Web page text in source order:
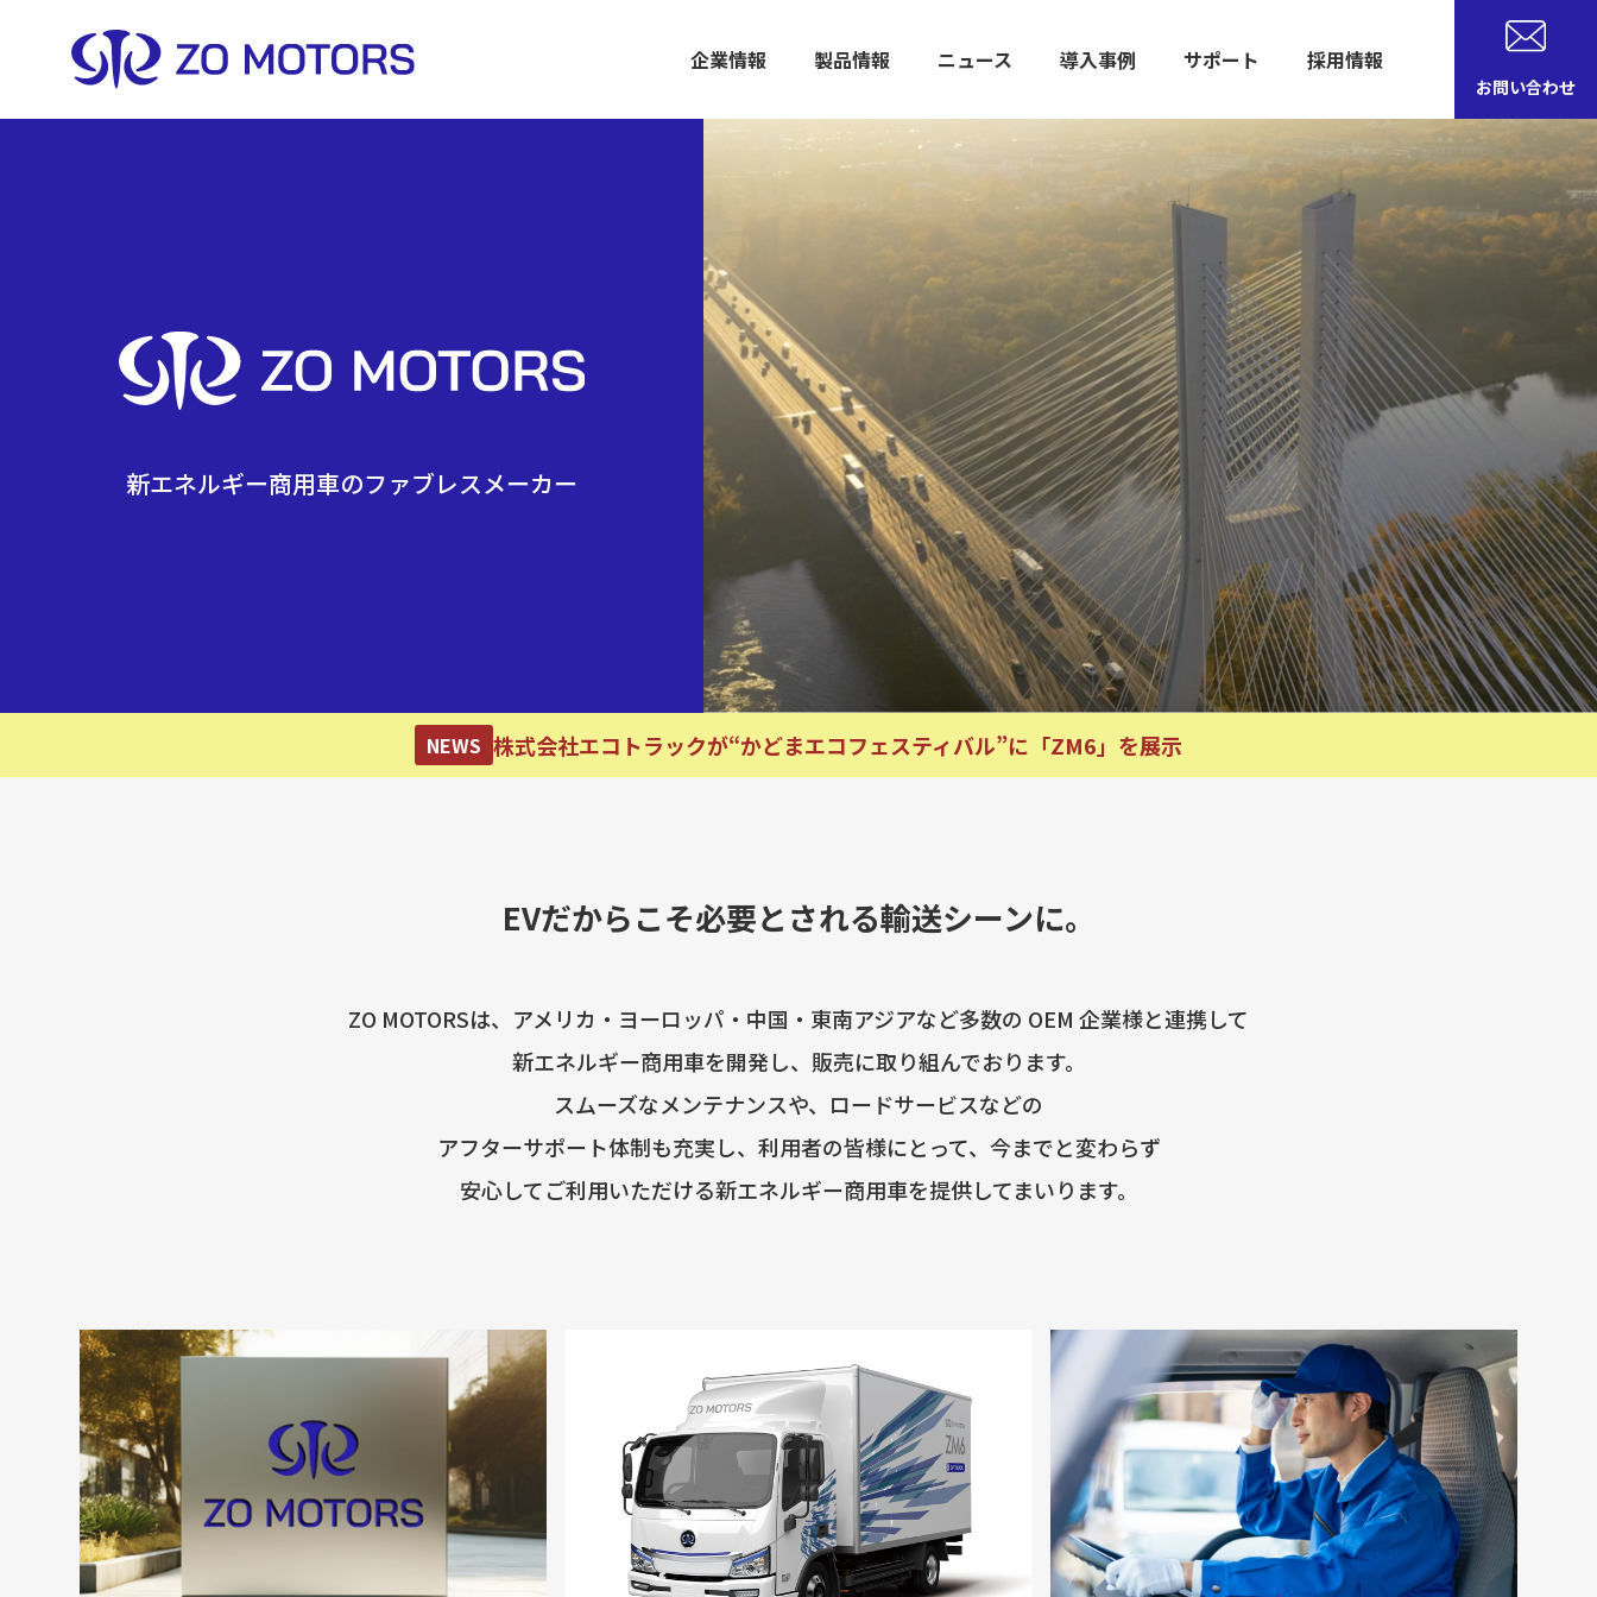
企業情報 製品情報 ニュース 導入事例 サポート 採用情報
お問い合わせ
新エネルギー商用車のファブレスメーカー
NEWS 株式会社エコトラックが“かどまエコフェスティバル”に「ZM6」を展示
EVだからこそ必要とされる輸送シーンに。
ZO MOTORSは、アメリカ・ヨーロッパ・中国・東南アジアなど多数の OEM 企業様と連携して
新エネルギー商用車を開発し、販売に取り組んでおります。
スムーズなメンテナンスや、ロードサービスなどの
アフターサポート体制も充実し、利用者の皆様にとって、今までと変わらず
安心してご利用いただける新エネルギー商用車を提供してまいります。